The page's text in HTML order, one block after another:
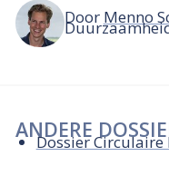
Door Menno
ANDERE
Dossier Circulaire